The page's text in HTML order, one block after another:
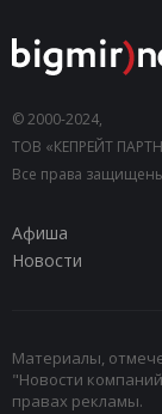
© 2000-2024,
ТОВ «КЕПРЕЙТ
Все права
Афиша
Новости
Материалы,
"Новости
правах рекламы.